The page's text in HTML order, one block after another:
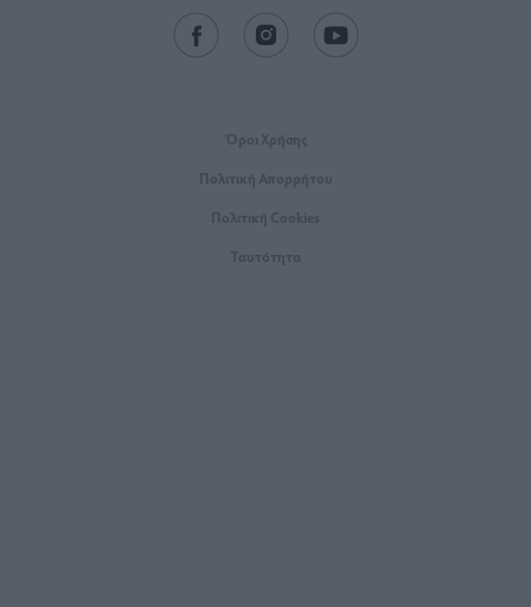
Όροι Xρήσης
Πολιτική Απορρήτου
Πολιτική Cookies
Ταυτότητα